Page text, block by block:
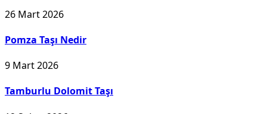
26 Mart 2026
Pomza Taşı Nedir
9 Mart 2026
Tamburlu Dolomit Taşı